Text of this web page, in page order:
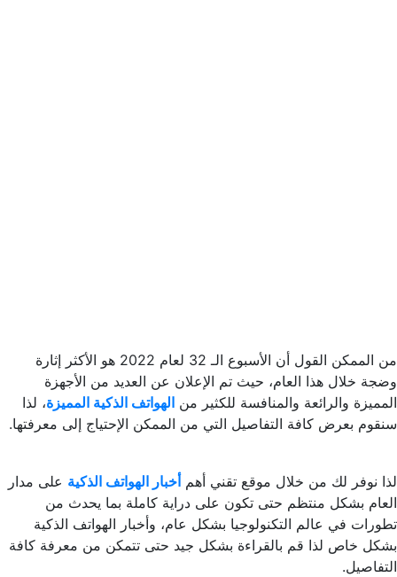
من الممكن القول أن الأسبوع الـ 32 لعام 2022 هو الأكثر إثارة
وضجة خلال هذا العام، حيث تم الإعلان عن العديد من الأجهزة
المميزة والرائعة والمنافسة للكثير من الهواتف الذكية المميزة، لذا
سنقوم بعرض كافة التفاصيل التي من الممكن الإحتياج إلى معرفتها.
لذا نوفر لك من خلال موقع تقني أهم أخبار الهواتف الذكية على مدار
العام بشكل منتظم حتى تكون على دراية كاملة بما يحدث من
تطورات في عالم التكنولوجيا بشكل عام، وأخبار الهواتف الذكية
بشكل خاص لذا قم بالقراءة بشكل جيد حتى تتمكن من معرفة كافة
التفاصيل.